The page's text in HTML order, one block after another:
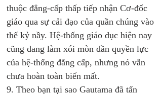
thuộc đẳng-cấp thấp tiếp nhận Cơ-đốc
giáo qua sự cải đạo của quần chúng vào
thế kỷ nầy. Hệ-thống giáo dục hiện nay
cũng đang làm xói mòn dần quyền lực
của hệ-thống đẳng cấp, nhưng nó vẫn
chưa hoàn toàn biến mất.
9. Theo bạn tại sao Gautama đã tấn